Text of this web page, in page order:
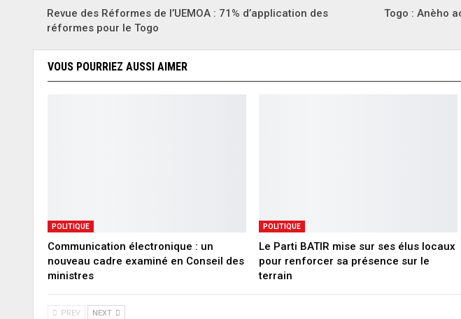
Revue des Réformes de l’UEMOA : 71% d’application des
réformes pour le Togo
Togo : Anèho
VOUS POURRIEZ AUSSI AIMER
POLITIQUE
Communication électronique : un
nouveau cadre examiné en Conseil des
ministres
POLITIQUE
Le Parti BATIR mise sur ses élus locaux
pour renforcer sa présence sur le
terrain
PREV NEXT